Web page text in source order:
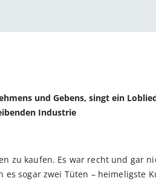
und Gebens, singt ein
Industrie
zu kaufen. Es war recht und gar
sogar zwei Tüten – heimeligste